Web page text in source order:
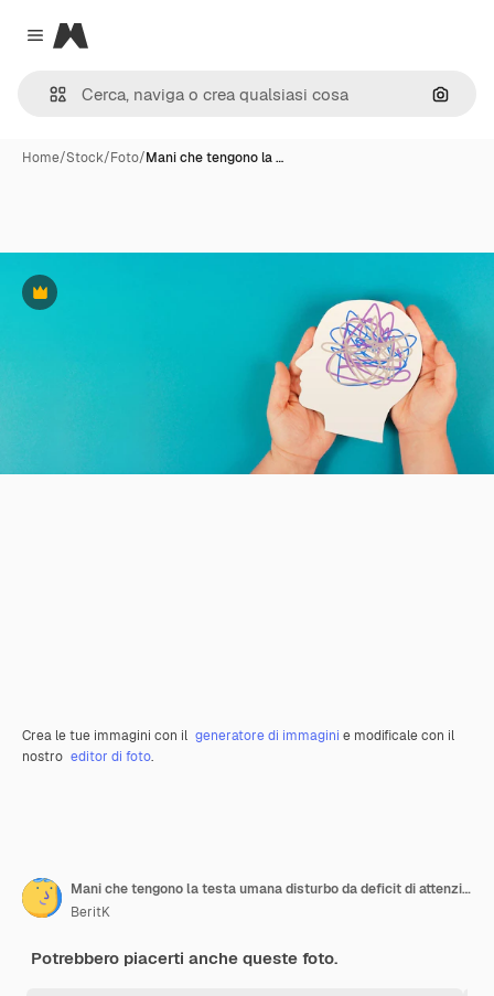
Close menu
Magnific
Cerca
Home/Stock/Foto/Mani che tengono la …
Premium
Crea le tue immagini con il generatore di immagini e modificale con il
nostro editor di foto.
Mani che tengono la testa umana disturbo da deficit di attenzione e iperattività ADHD sintomo di salute mentale
BeritK
Potrebbero piacerti anche queste foto.